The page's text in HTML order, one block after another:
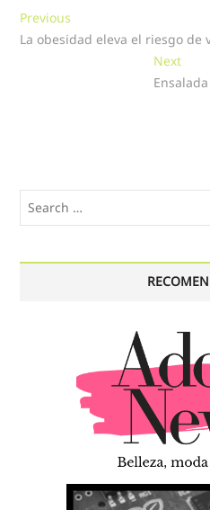
Navegación
de
Previous
post:
La obesidad eleva el riesgo de
NextNext
post: